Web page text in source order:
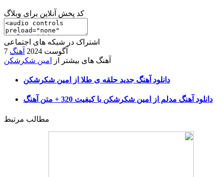
کد پخش آنلاین برای وبلاگ
اشتراک در شبکه های اجتماعی
7 آگوست 2024
آهنگ
آهنگ های بیشتر از
امین شکرشکن
دانلود آهنگ جدید حلقه ی طلا از امین شکرشکن
دانلود آهنگ مدلم از امین شکرشکن با کیفیت 320 + متن آهنگ
مطالب مرتبط